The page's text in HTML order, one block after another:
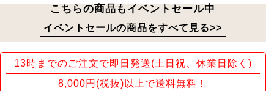
こちらの商品もイベントセール中
イベントセールの商品をすべて見る>>
13時までのご注文で即日発送(土日祝、休業日除く)
8,000円(税抜)以上で送料無料！